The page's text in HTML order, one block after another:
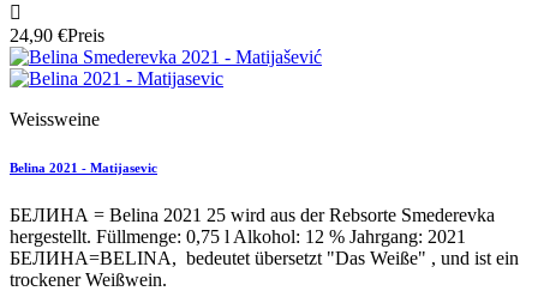

24,90 €Preis
Weissweine
Belina 2021 - Matijasevic
БЕЛИНА = Belina 2021 25 wird aus der Rebsorte Smederevka
hergestellt. Füllmenge: 0,75 l Alkohol: 12 % Jahrgang: 2021
БЕЛИНА=BELINA, bedeutet übersetzt "Das Weiße" , und ist ein
trockener Weißwein.